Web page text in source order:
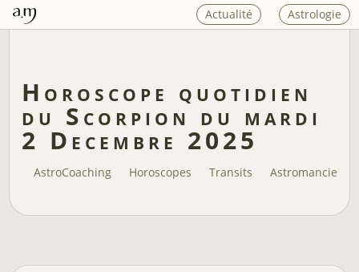
Actualité Astrologie
Horoscope quotidien
du Scorpion du mardi
2 Decembre 2025
AstroCoaching Horoscopes Transits Astromancie